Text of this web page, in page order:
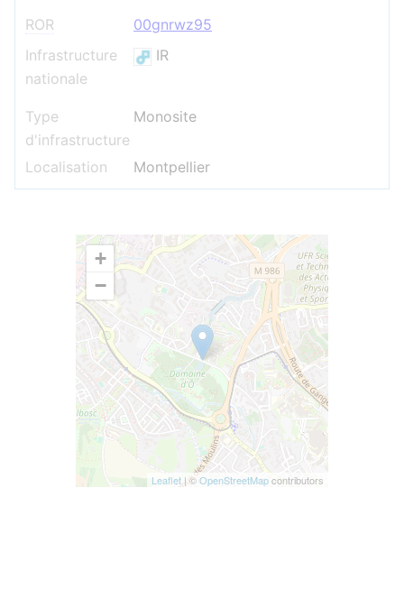
ROR
00gnrwz95
Infrastructure
nationale
IR
Type
d'infrastructure
Monosite
Localisation Montpellier
+
−
Leaflet | ©OpenStreetMapcontributors